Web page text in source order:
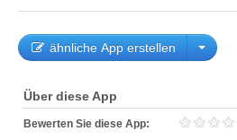
ähnliche App erstellen
Über diese App
Bewerten Sie diese App: